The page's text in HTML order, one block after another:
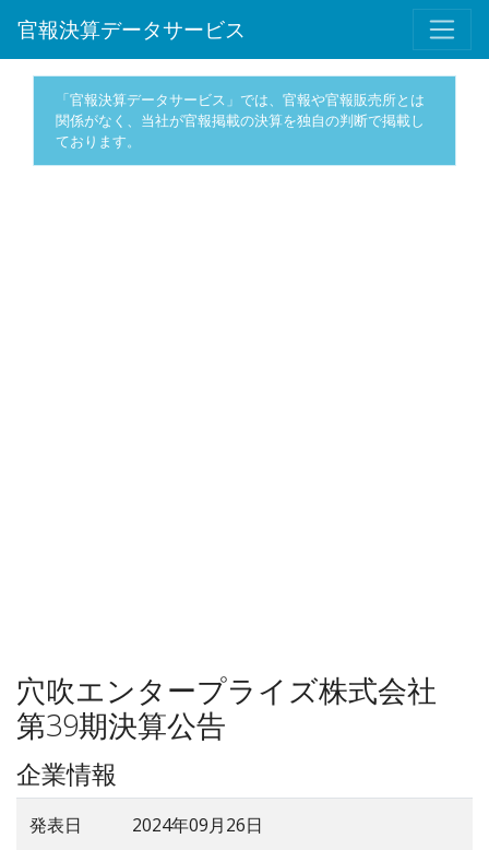
官報決算データサービス
「官報決算データサービス」では、官報や官報販売所とは
関係がなく、当社が官報掲載の決算を独自の判断で掲載し
ております。
穴吹エンタープライズ株式会社
第39期決算公告
企業情報
発表日 2024年09月26日